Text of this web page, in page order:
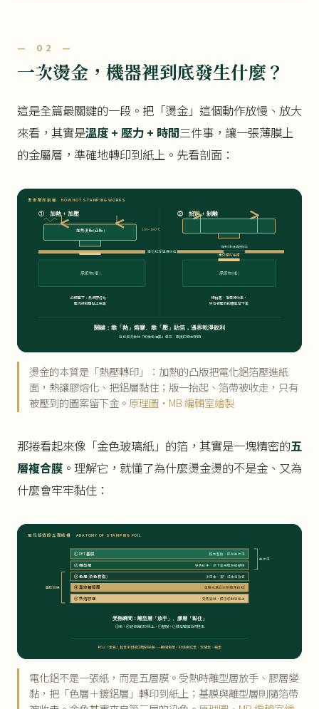
— 02 —
一次燙金，機器裡到底發生什麼？
這是全篇最關鍵的一段。把「燙金」這個動作放慢、放大
來看，其實是溫度 + 壓力 + 時間三件事，讓一張薄膜上
的金屬層，準確地轉印到紙上。先看剖面：
燙金壓印剖面 HOW HOT STAMPING WORKS
① 加熱 + 加壓
加熱燙版(凸版) 100–180°C
電化鋁箔(連續送進)
承印物(紙)
凸版壓下：熱讓膠熔化、
壓力讓鋁層貼上紙面
② 抬起 + 剝離
箔被收走(此處已掏空)
金只留在這裡
承印物(紙)
版抬起、箔帶被收走，
只有被壓到的圖案留下金
關鍵：靠「熱」熔膠、靠「壓」貼箔，邊界乾淨銳利
這也是燙金比「印金色油墨」更亮、更挺的根本原因
燙金的本質是「熱壓轉印」：加熱的凸版把電化鋁箔壓進紙
面，熱讓膠熔化、把鋁層黏住；版一抬起、箔帶被收走，只有
被壓到的圖案留下金。 原理圖・MB 編輯室繪製
那捲看起來像「金色玻璃紙」的箔，其實是一塊精密的五
層複合膜 。理解它，就懂了為什麼燙金燙的不是金、又為
什麼會牢牢黏住：
電化鋁箔的五層結構 ANATOMY OF STAMPING FOIL
① PET 基膜 撐住整捲、最後被收走
② 離型層 受熱放手，讓下面幾層脫離基膜
③ 色層(染色樹脂) 決定金、銀、紅金等顏色
④ 真空鍍鋁層 金屬光澤的來源(極薄的鋁)
⑤ 熱熔膠層 受熱變黏，把③④黏到紙上
轉印到紙
被收走
受熱瞬間：離型層「放手」、膠層「黏住」
③色 + ④鋁被轉印到紙上，①基膜＋②離型層隨箔帶捲走
所以「金色」其實來自第③層的染色——換個色層，就能做紅金、玫瑰金、霧金
電化鋁不是一張紙，而是五層膜。受熱時離型層放手、膠層變
黏，把「色層＋鍍鋁層」轉印到紙上；基膜與離型層則隨箔帶